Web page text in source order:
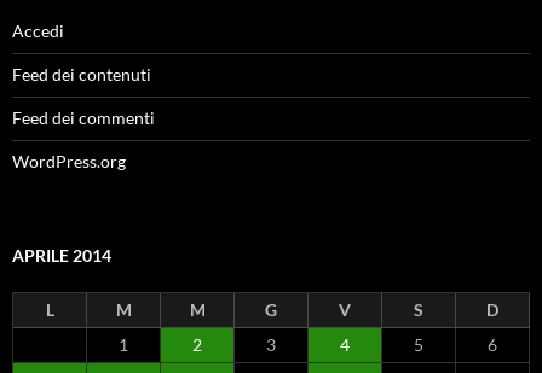
Accedi
Feed dei contenuti
Feed dei commenti
WordPress.org
APRILE 2014
L M M G V S
D
1
2 3 4 5
6